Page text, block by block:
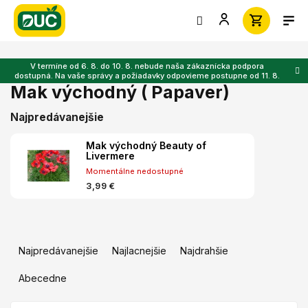
Prejsť
obsah
V termíne od 6. 8. do 10. 8. nebude naša zákaznícka podpora
dostupná. Na vaše správy a požiadavky odpovieme postupne od 11. 8.
Mak východný ( Papaver)
Najpredávanejšie
Mak východný Beauty of
Livermere
Momentálne nedostupné
3,99 €
e
Najpredávanejšie Najlacnejšie Najdrahšie
Abecedne